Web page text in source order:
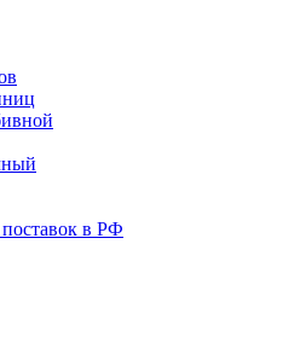
в РФ